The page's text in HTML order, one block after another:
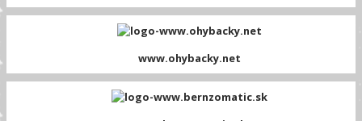
www.ohybacky.net